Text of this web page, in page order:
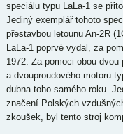
speciálu typu LaLa-1 se
Jediný exemplář tohoto
přestavbou letounu An-2R
LaLa-1 poprvé vydal, za
1972. Za pomoci obou
a dvouproudového motoru
dubna toho samého roku.
značení Polských
zkoušek, byl tento stroj